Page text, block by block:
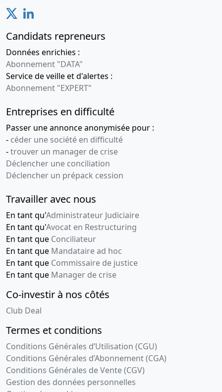
Candidats repreneurs
Données enrichies :
Abonnement "DATA"
Service de veille et d'alertes :
Abonnement "EXPERT"
Entreprises en difficulté
Passer une annonce anonymisée pour :
- céder une société en difficulté
-trouver un manager de crise
Déclencher une conciliation
Déclencher un prépack cession
Travailler avec nous
En tant qu'Administrateur Judiciaire
En tant qu'Avocat en Restructuring
En tant que Conciliateur
En tant que Mandataire ad hoc
En tant que Commissaire de justice
En tant que Manager de crise
Co-investir à nos côtés
Club Deal
Termes et conditions
Conditions Générales d’Utilisation (CGU)
Conditions Générales d’Abonnement (CGA)
Conditions Générales de Vente (CGV)
Gestion des données personnelles